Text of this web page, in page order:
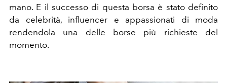
mano. E il successo di questa borsa è stato definito
da celebrità, influencer e appassionati di moda
rendendola una delle borse più richieste del
momento.